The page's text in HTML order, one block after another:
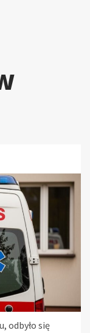
odbyło się